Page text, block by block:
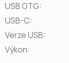
USB OTG:
USB-C:
Verze USB:
Výkon: